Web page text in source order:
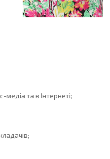
медіа та в Інтернеті;